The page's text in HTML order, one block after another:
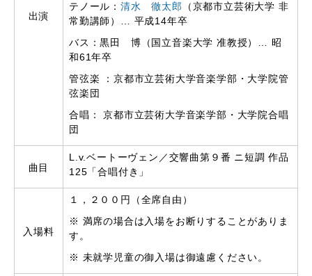
出演
テノール： 清水 徹太郎
（京都市立芸術大学 非
常勤講師）… 平成14年卒
バス：黒田 博（国立音楽大学 准教授）… 昭
和61年卒
管弦楽 ：京都市立芸術大学音楽学部・大学院管
弦楽団
合唱： 京都市立芸術大学音楽学部・大学院合唱
団
曲目
L.v.ベートーヴェン／交響曲第９番 ニ短調 作品
125「合唱付き」
入場料
１，２００円（全席自由）
※ 満席の場合は入場をお断りすることがありま
す。
※ 未就学児童の御入場は御遠慮ください。